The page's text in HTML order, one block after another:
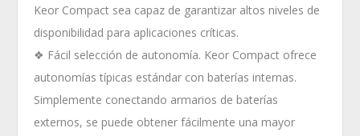
Keor Compact sea capaz de garantizar altos niveles de
disponibilidad para aplicaciones críticas.
❖ Fácil selección de autonomía. Keor Compact ofrece
autonomías típicas estándar con baterías internas.
Simplemente conectando armarios de baterías
externos, se puede obtener fácilmente una mayor